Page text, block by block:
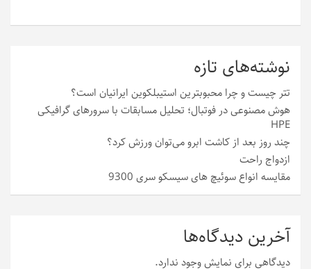
نوشته‌های تازه
تتر چیست و چرا محبوبترین استیبلکوین ایرانیان است؟
هوش مصنوعی در فوتبال؛ تحلیل مسابقات با سرورهای گرافیکی
HPE
چند روز بعد از کاشت ابرو می‌توان ورزش کرد؟
ازدواج راحت
مقایسه انواع سوئیچ های سیسکو سری 9300
آخرین دیدگاه‌ها
دیدگاهی برای نمایش وجود ندارد.